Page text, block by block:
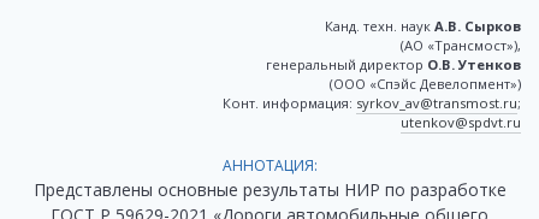
Канд. техн. наук А.В. Сырков
(АО «Трансмост»),
генеральный директор О.В. Утенков
(ООО «Спэйс Девелопмент»)
Конт. информация: syrkov_av@transmost.ru;
utenkov@spdvt.ru
АННОТАЦИЯ:
Представлены основные результаты НИР по разработке